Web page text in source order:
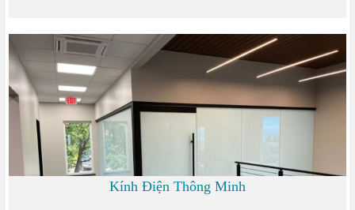
6.000
Kính Điện Thông Minh